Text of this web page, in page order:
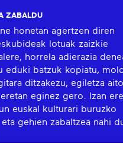
ZABALDU
honetan agertzen diren
lotuak zaizkie
horrela adierazia
eduki batzuk kopiatu,
ditzakezu, egiletza
eginez gero. Izan ere
euskal kulturari buruzko
gehien zabaltzea nahi